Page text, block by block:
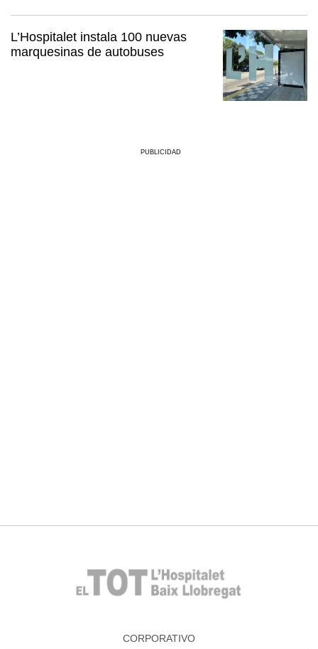
L’Hospitalet instala 100 nuevas
marquesinas de autobuses
PUBLICIDAD
CORPORATIVO